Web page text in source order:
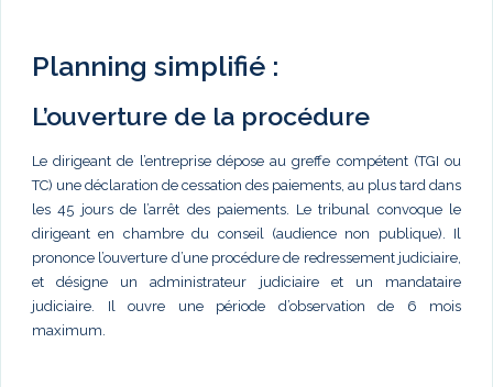
Planning simplifié :
L’ouverture de la procédure
Le dirigeant de l’entreprise dépose au greffe compétent (TGI ou
TC) une déclaration de cessation des paiements, au plus tard dans
les 45 jours de l’arrêt des paiements. Le tribunal convoque le
dirigeant en chambre du conseil (audience non publique). Il
prononce l’ouverture d’une procédure de redressement judiciaire,
et désigne un administrateur judiciaire et un mandataire
judiciaire. Il ouvre une période d’observation de 6 mois
maximum.